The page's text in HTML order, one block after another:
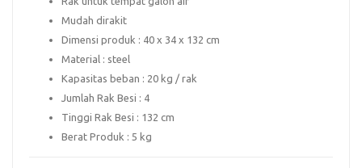
Mudah dirakit
Dimensi produk : 40 x 34 x 132 cm
Material : steel
Kapasitas beban : 20 kg / rak
Jumlah Rak Besi : 4
Tinggi Rak Besi : 132 cm
Berat Produk : 5 kg